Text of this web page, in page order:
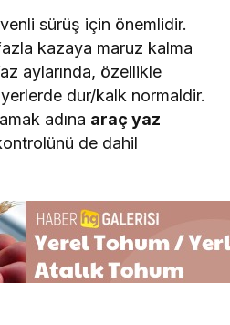
sürüş için önemlidir.
kazaya maruz kalma
aylarında, özellikle
dur/kalk normaldir.
adına araç yaz
de dahil